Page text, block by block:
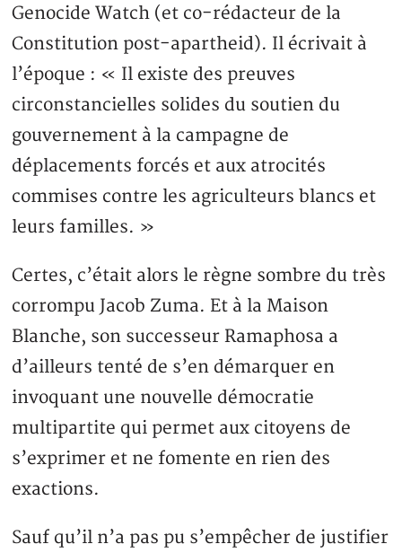
Genocide Watch (et co-rédacteur de la
Constitution post-apartheid). Il écrivait à
l’époque : « Il existe des preuves
circonstancielles solides du soutien du
gouvernement à la campagne de
déplacements forcés et aux atrocités
commises contre les agriculteurs blancs et
leurs familles. »
Certes, c’était alors le règne sombre du très
corrompu Jacob Zuma. Et à la Maison
Blanche, son successeur Ramaphosa a
d’ailleurs tenté de s’en démarquer en
invoquant une nouvelle démocratie
multipartite qui permet aux citoyens de
s’exprimer et ne fomente en rien des
exactions.
Sauf qu’il n’a pas pu s’empêcher de justifier